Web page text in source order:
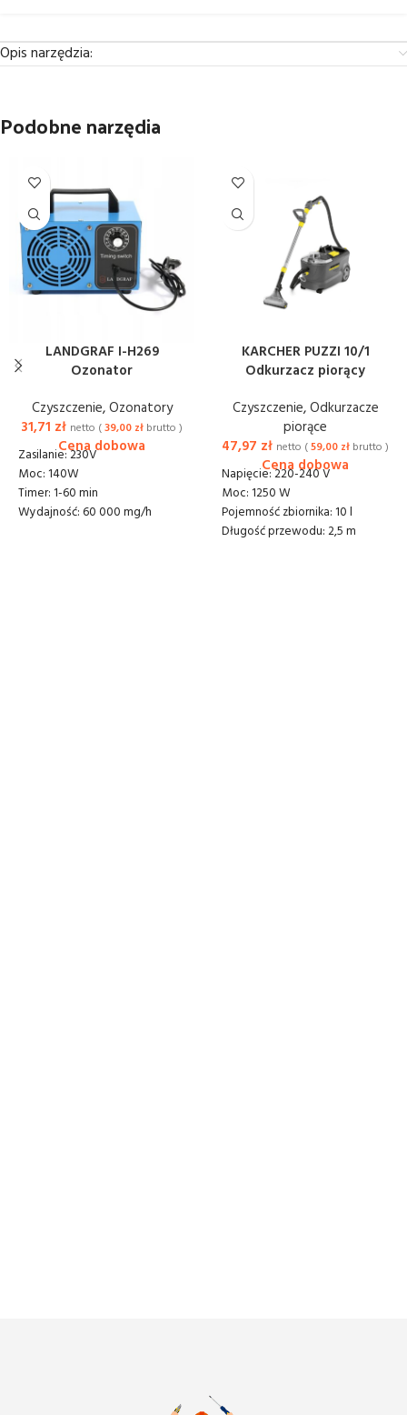
Opis narzędzia:
Podobne narzędia
LANDGRAF I-H269
Ozonator
Czyszczenie,Ozonatory
31,71 zł netto (39,00 zł brutto )
Zasilanie: 230V
Moc: 140W
Timer: 1-60 min
Wydajność: 60 000 mg/h
KARCHER PUZZI 10/1
Odkurzacz piorący
Czyszczenie,Odkurzacze
piorące
47,97 zł netto (59,00 zł brutto )
Napięcie: 220-240 V
Moc: 1250 W
Pojemność zbiornika: 10 l
Długość przewodu: 2,5 m